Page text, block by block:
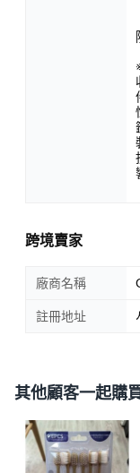
跨境賣家
廠商名稱
註冊地址
其他顧客一起購